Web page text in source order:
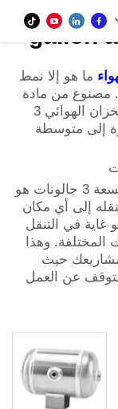
بحث
ما هو إلا نمط
مصنوع من مادة
ألمنيوم متينة للاستخدام المستدام. سعة الخزان الهوائي 3
إلى متوسطة
مزايا أخرى لاستخدام خزان هواء ألمنيوم بسعة 3 جالونات هو
إلى أي مكان
غاية في التنقل
وهذا
مشاريعك حيث
عن العمل